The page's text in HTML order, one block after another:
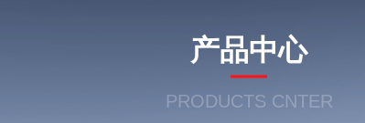
产品中心
PRODUCTS CNTER